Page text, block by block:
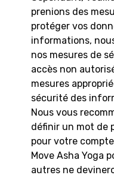
prenions des
protéger vos
informations,
nos mesures de
accès non
mesures
sécurité des
Nous vous
définir un mot de
pour votre
Move Asha Yoga
autres ne